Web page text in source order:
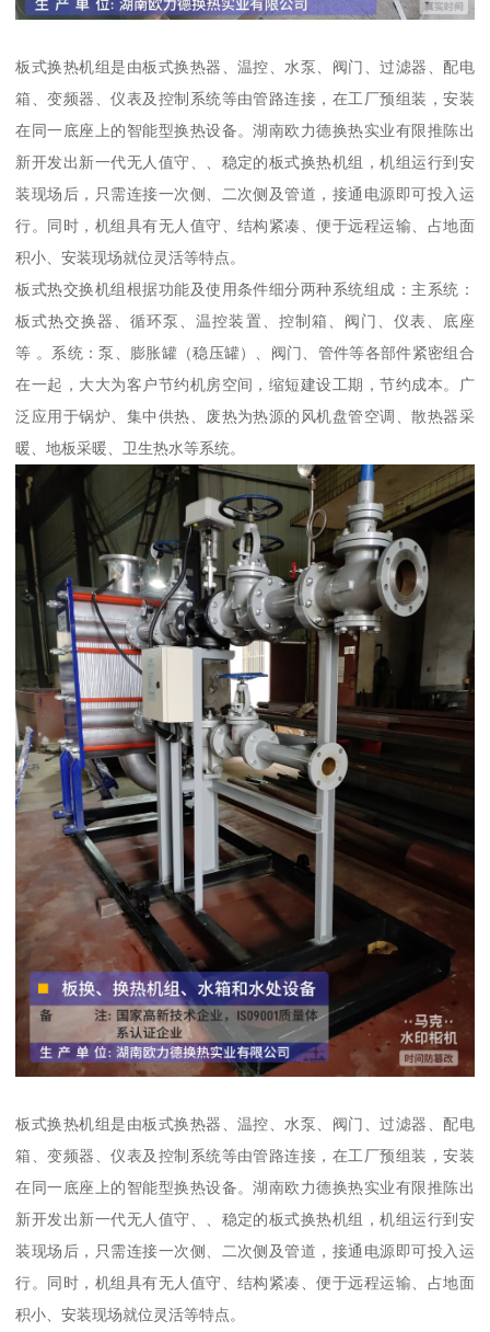
板式换热机组是由板式换热器、温控、水泵、阀门、过滤器、配电
箱、变频器、仪表及控制系统等由管路连接，在工厂预组装，安装
在同一底座上的智能型换热设备。湖南欧力德换热实业有限推陈出
新开发出新一代无人值守、、稳定的板式换热机组，机组运行到安
装现场后，只需连接一次侧、二次侧及管道，接通电源即可投入运
行。同时，机组具有无人值守、结构紧凑、便于远程运输、占地面
积小、安装现场就位灵活等特点。
板式热交换机组根据功能及使用条件细分两种系统组成：主系统：
板式热交换器、循环泵、温控装置、控制箱、阀门、仪表、底座
等 。系统：泵、膨胀罐（稳压罐）、阀门、管件等各部件紧密组合
在一起，大大为客户节约机房空间，缩短建设工期，节约成本。广
泛应用于锅炉、集中供热、废热为热源的风机盘管空调、散热器采
暖、地板采暖、卫生热水等系统。
板式换热机组是由板式换热器、温控、水泵、阀门、过滤器、配电
箱、变频器、仪表及控制系统等由管路连接，在工厂预组装，安装
在同一底座上的智能型换热设备。湖南欧力德换热实业有限推陈出
新开发出新一代无人值守、、稳定的板式换热机组，机组运行到安
装现场后，只需连接一次侧、二次侧及管道，接通电源即可投入运
行。同时，机组具有无人值守、结构紧凑、便于远程运输、占地面
积小、安装现场就位灵活等特点。